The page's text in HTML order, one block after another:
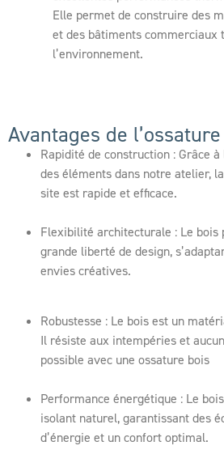
Elle permet de construire des
et des bâtiments commerciaux
l’environnement.
Avantages de
Rapidité de construction : Grâce
des éléments dans notre atelier,
site est rapide et efficace.
Flexibilité architecturale : Le bois
grande liberté de design,
envies créatives.
Robustesse : Le bois est un
Il résiste aux intempéries et
possible avec une ossature bois
Performance énergétique : Le
isolant naturel, garantissant des
d’énergie et un confort optimal.